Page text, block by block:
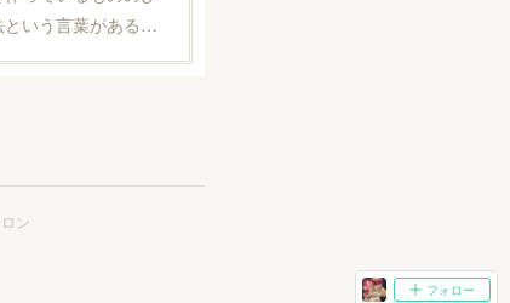
という言葉がある…
フォロー
ン